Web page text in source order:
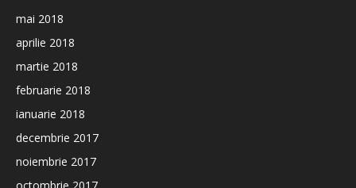
mai 2018
aprilie 2018
martie 2018
februarie 2018
ianuarie 2018
decembrie 2017
noiembrie 2017